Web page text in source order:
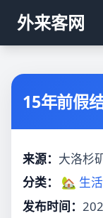
外来客网
15年前假
来源： 大洛杉
分类：
🏡 生活
发布时间：